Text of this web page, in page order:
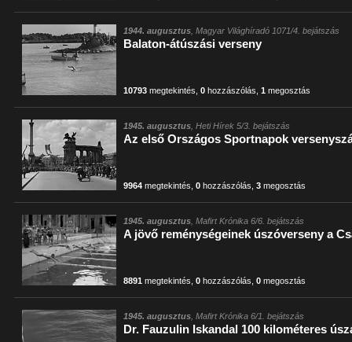
1944. augusztus , Magyar Világhíradó 1071/4. bejátszás
Balaton-átúszási verseny
10793 megtekintés ,0 hozzászólás ,1 megosztás
1945. augusztus , Heti Hírek 5/3. bejátszás
Az első Országos Sportnapok
9964 megtekintés ,0 hozzászólás ,3 megosztás
1945. augusztus , Mafirt Krónika 6/6. bejátszás
A jövő reménységeinek úszóverseny a
8891 megtekintés ,0 hozzászólás ,0 megosztás
1945. augusztus , Mafirt Krónika 6/1. bejátszás
Dr. Fauzulin Iskandal 100 kilométeres